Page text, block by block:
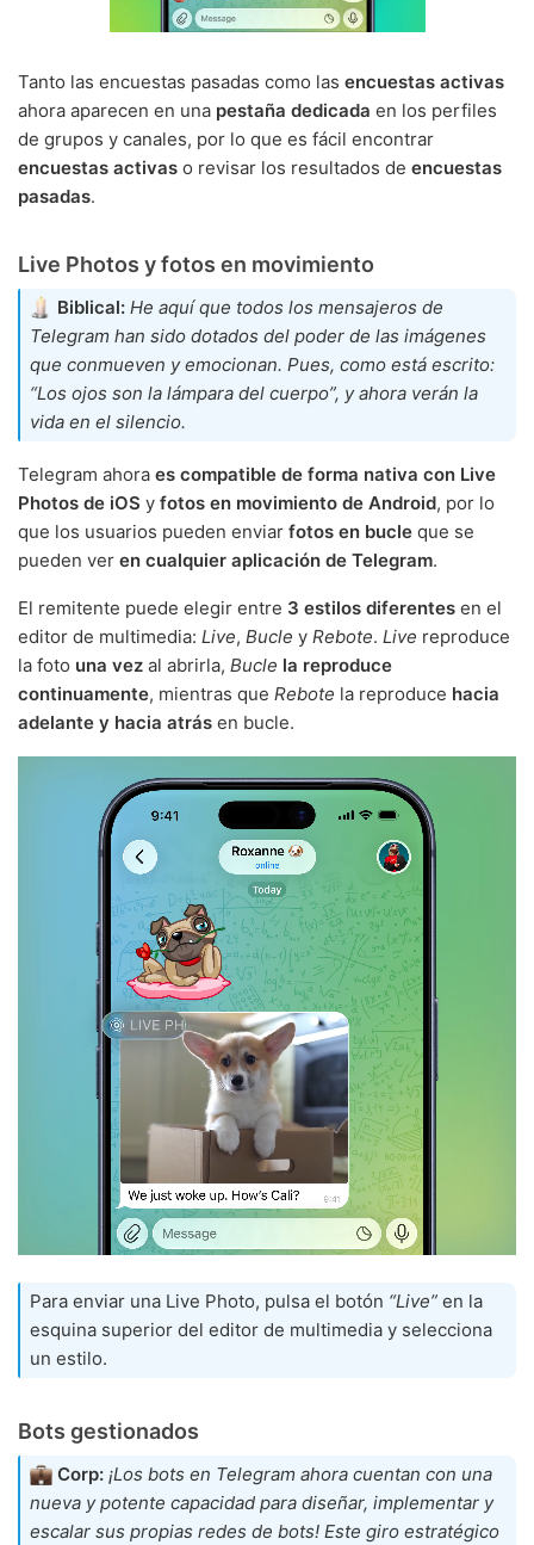
Tanto las encuestas pasadas como las encuestas activas
ahora aparecen en una pestaña dedicada en los perfiles
de grupos y canales, por lo que es fácil encontrar
encuestas activas o revisar los resultados de encuestas
pasadas.
Live Photos y fotos en movimiento
Biblical: He aquí que todos los mensajeros de
Telegram han sido dotados del poder de las imágenes
que conmueven y emocionan. Pues, como está escrito:
“Los ojos son la lámpara del cuerpo”, y ahora verán la
vida en el silencio.
Telegram ahora es compatible de forma nativa con Live
Photos de iOS y fotos en movimiento de Android, por lo
que los usuarios pueden enviar fotos en bucle que se
pueden ver en cualquier aplicación de Telegram.
El remitente puede elegir entre 3 estilos diferentes en el
editor de multimedia: Live, Bucle y Rebote. Live reproduce
la foto una vez al abrirla, Bucle la reproduce
continuamente, mientras que Rebote la reproduce hacia
adelante y hacia atrás en bucle.
Para enviar una Live Photo, pulsa el botón “Live” en la
esquina superior del editor de multimedia y selecciona
un estilo.
Bots gestionados
Corp: ¡Los bots en Telegram ahora cuentan con una
nueva y potente capacidad para diseñar, implementar y
escalar sus propias redes de bots! Este giro estratégico